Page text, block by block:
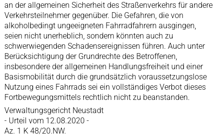
an der allgemeinen Sicherheit des Straßenverkehrs für andere
Verkehrsteilnehmer gegenüber. Die Gefahren, die von
alkoholbedingt ungeeigneten Fahrradfahrern ausgingen,
seien nicht unerheblich, sondern könnten auch zu
schwerwiegenden Schadensereignissen führen. Auch unter
Berücksichtigung der Grundrechte des Betroffenen,
insbesondere der allgemeinen Handlungsfreiheit und einer
Basismobilität durch die grundsätzlich voraussetzungslose
Nutzung eines Fahrrads sei ein vollständiges Verbot dieses
Fortbewegungsmittels rechtlich nicht zu beanstanden.
Verwaltungsgericht Neustadt
- Urteil vom 12.08.2020 -
Az. 1 K 48/20.NW.